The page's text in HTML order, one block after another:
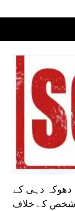
دھوکہ دہی کے
شخص کے خلاف